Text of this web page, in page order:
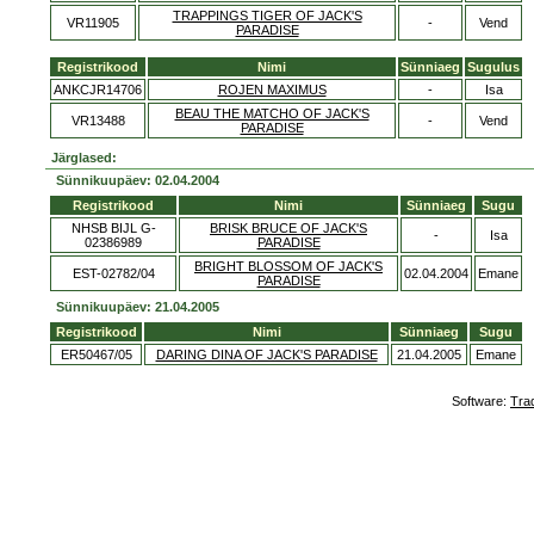
VR11905
TRAPPINGS TIGER OF JACK'S
PARADISE
- Vend
Registrikood Nimi Sünniaeg Sugulus
ANKCJR14706
ROJEN MAXIMUS - Isa
VR13488
BEAU THE MATCHO OF JACK'S
PARADISE
- Vend
Järglased:
Sünnikuupäev: 02.04.2004
Registrikood
Nimi Sünniaeg
Sugu
NHSB BIJL G-
02386989
BRISK BRUCE OF JACK'S
PARADISE
- Isa
EST-02782/04
BRIGHT BLOSSOM OF JACK'S
PARADISE
02.04.2004 Emane
Sünnikuupäev: 21.04.2005
Registrikood
Nimi Sünniaeg
Sugu
ER50467/05
DARING DINA OF JACK'S PARADISE 21.04.2005 Emane
Software: